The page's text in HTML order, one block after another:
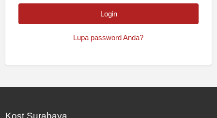
Lupa password Anda?